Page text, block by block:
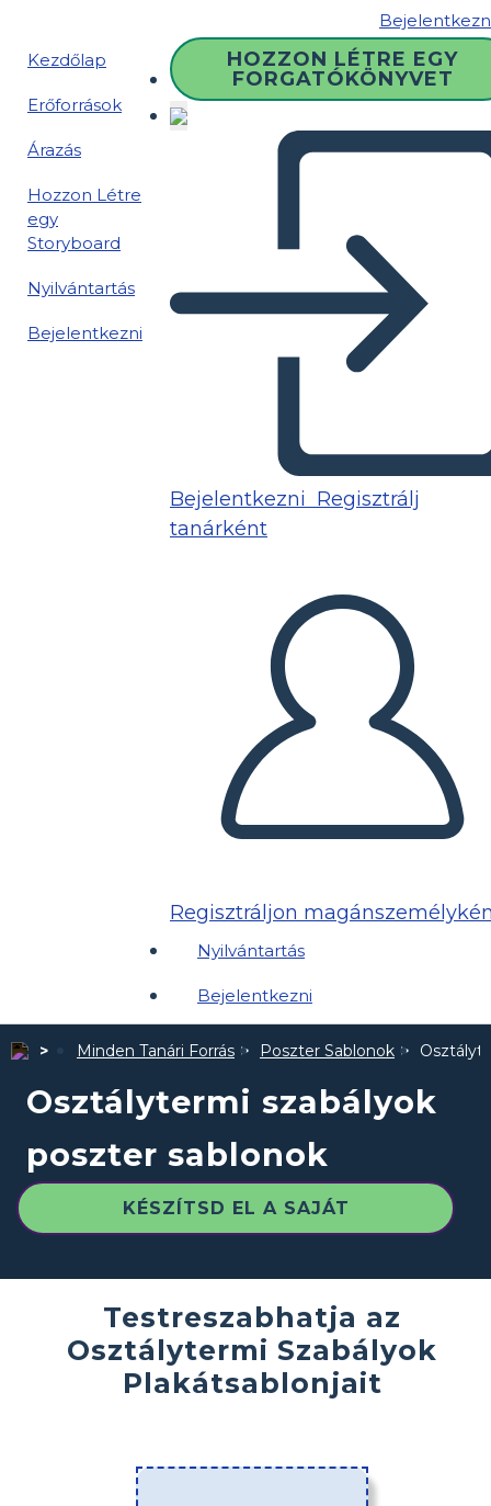
Kezdőlap
Erőforrások
Árazás
Hozzon Létre
egy
Storyboard
Nyilvántartás
Bejelentkezni
HOZZON LÉTRE EGY
FORGATÓKÖNYVET
Bejelentkezni Regisztrálj
tanárként
Regisztráljon
Nyilvántartás
Bejelentkezni
Minden Tanári Forrás Poszter Sablonok
Osztálytermi szabályok
poszter sablonok
KÉSZÍTSD EL A SAJÁT
Testreszabhatja az
Osztálytermi Szabályok
Plakátsablonjait